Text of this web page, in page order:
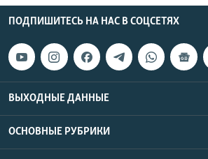
ПОДПИШИТЕСЬ НА НАС В СОЦСЕТЯХ
ВЫХОДНЫЕ ДАННЫЕ
ОСНОВНЫЕ РУБРИКИ